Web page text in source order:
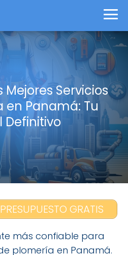
Servicios
en Panamá: Tu
Definitivo
GRATIS
más confiable para
plomería en Panamá.